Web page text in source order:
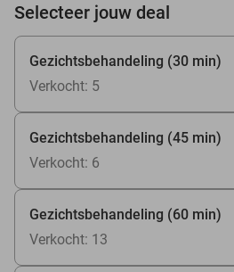
Selecteer jouw deal
Gezichtsbehandeling (30 min)
Verkocht: 5
Gezichtsbehandeling (45 min)
Verkocht: 6
Gezichtsbehandeling (60 min)
Verkocht: 13